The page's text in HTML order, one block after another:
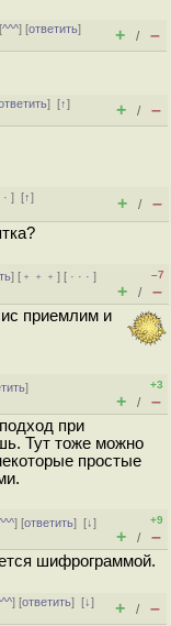
^^^] [ответить]
+ / –
][↑]
+ / –
·][↑]
+ / –
] [ ﹢﹢﹢] [ · · ·]
–7
+ / –
приемлим и
]
+3
+ / –
при
Тут тоже можно
простые
] [ответить][↓]
+9
+ / –
шифрограммой.
] [ответить][↓]
+ / –